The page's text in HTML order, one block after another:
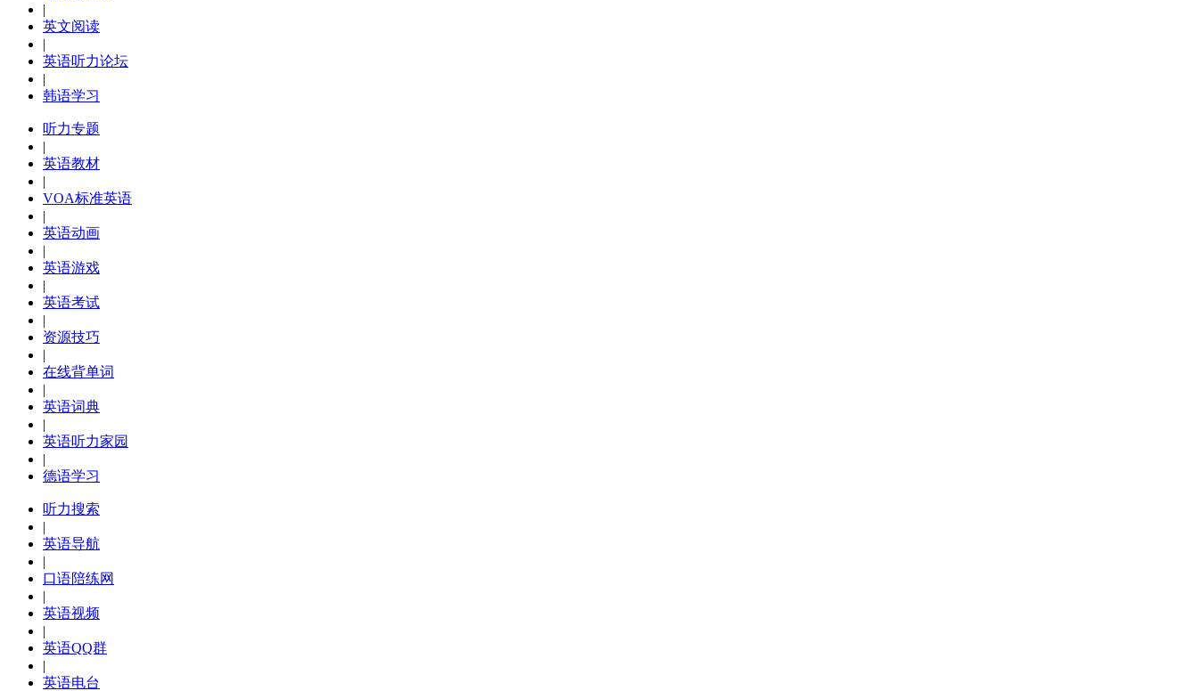
|
英文阅读
|
英语听力论坛
|
韩语学习
听力专题
|
英语教材
|
VOA标准英语
|
英语动画
|
英语游戏
|
英语考试
|
资源技巧
|
在线背单词
|
英语词典
|
英语听力家园
|
德语学习
听力搜索
|
英语导航
|
口语陪练网
|
英语视频
|
英语QQ群
|
英语电台